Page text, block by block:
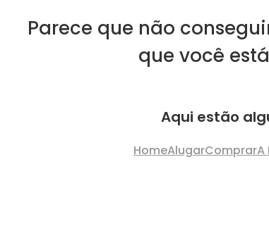
Parece que não
que você
Aqui estão
HomeAlugarComprarA